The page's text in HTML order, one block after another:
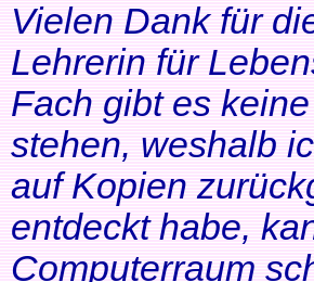
Vielen Dank für
Lehrerin für
Fach gibt es
stehen, weshalb
auf Kopien
entdeckt habe,
Computerraum